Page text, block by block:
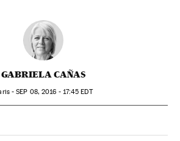
GABRIELA CAÑAS
-SEP 08, 2016 - 17:45 EDT
en TwitterRedes Sociales